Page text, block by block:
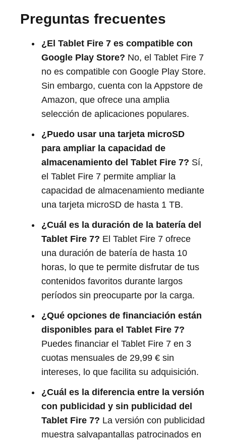
Preguntas frecuentes
¿El Tablet Fire 7 es compatible con
Google Play Store? No, el Tablet Fire 7
no es compatible con Google Play Store.
Sin embargo, cuenta con la Appstore de
Amazon, que ofrece una amplia
selección de aplicaciones populares.
¿Puedo usar una tarjeta microSD
para ampliar la capacidad de
almacenamiento del Tablet Fire 7? Sí,
el Tablet Fire 7 permite ampliar la
capacidad de almacenamiento mediante
una tarjeta microSD de hasta 1 TB.
¿Cuál es la duración de la batería del
Tablet Fire 7? El Tablet Fire 7 ofrece
una duración de batería de hasta 10
horas, lo que te permite disfrutar de tus
contenidos favoritos durante largos
períodos sin preocuparte por la carga.
¿Qué opciones de financiación están
disponibles para el Tablet Fire 7?
Puedes financiar el Tablet Fire 7 en 3
cuotas mensuales de 29,99 € sin
intereses, lo que facilita su adquisición.
¿Cuál es la diferencia entre la versión
con publicidad y sin publicidad del
Tablet Fire 7? La versión con publicidad
muestra salvapantallas patrocinados en